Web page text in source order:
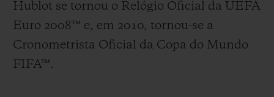
Hublot se tornou o Relógio Oficial da UEFA
Euro 2008™ e, em 2010, tornou-se a
Cronometrista Oficial da Copa do Mundo
FIFA™.